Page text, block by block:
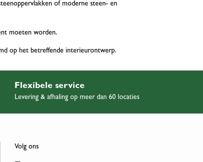
of moderne steen- en
moeten worden.
op het betreffende interieurontwerp.
Flexibele service
Levering & afhaling op meer dan 60 locaties
Volg ons